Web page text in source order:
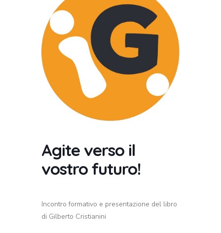
Agite verso il
vostro futuro!
Incontro formativo e presentazione del libro
di Gilberto Cristianini